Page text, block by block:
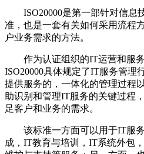
ISO20000是第一部针对信息
准，也是一套有关如何采用流程
户业务需求的方法。
作为认证组织的IT运营和服
ISO20000具体规定了IT服务管理
提供服务的，一体化的管理过程
助识别和管理IT服务的关键过程
足客户和业务的需求。
该标准一方面可以用于IT服
成，IT教育与培训，IT系统外包